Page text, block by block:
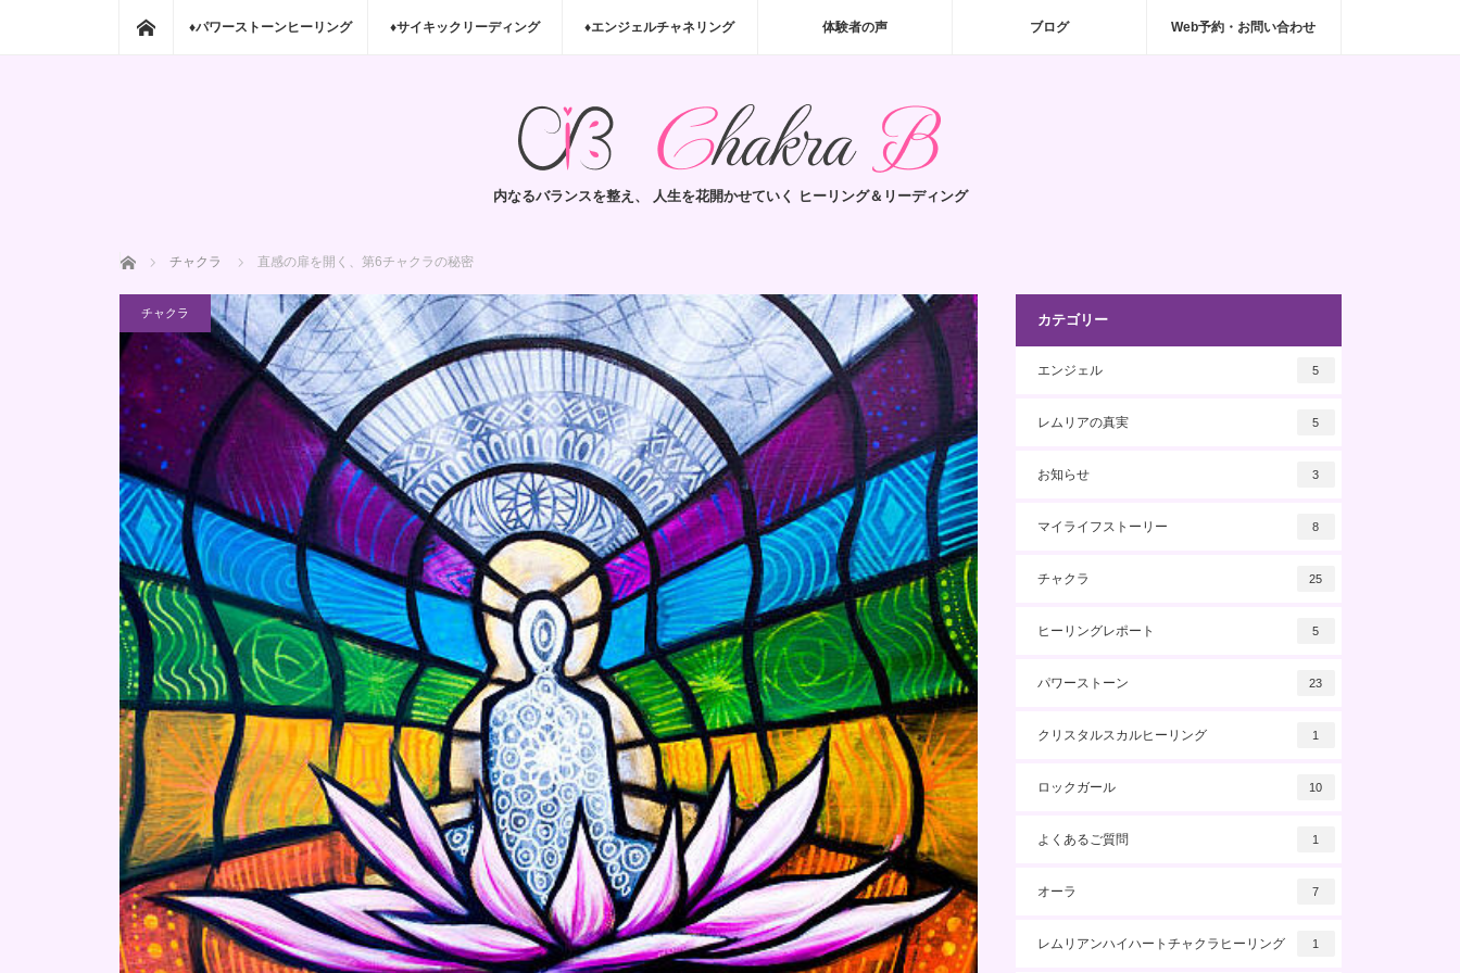
ホーム
♦パワーストーンヒーリング ♦サイキックリーディング ♦エンジェルチャネリング 体験者の声 ブログ Web予約・お問い合わせ
内なるバランスを整え、 人生を花開かせていく ヒーリング＆リーディング
ホーム チャクラ 直感の扉を開く、第6チャクラの秘密
チャクラ カテゴリー
エンジェル 5
レムリアの真実 5
お知らせ 3
マイライフストーリー 8
チャクラ 25
ヒーリングレポート 5
パワーストーン 23
クリスタルスカルヒーリング 1
ロックガール 10
よくあるご質問 1
オーラ 7
レムリアンハイハートチャクラヒーリング 1